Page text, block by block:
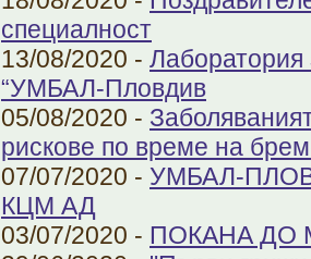
специалност
13/08/2020 - Лаборатория
“УМБАЛ-Пловдив
05/08/2020 -
рискове по време на
07/07/2020 - УМБАЛ-
КЦМ АД
03/07/2020 - ПОКАНА ДО